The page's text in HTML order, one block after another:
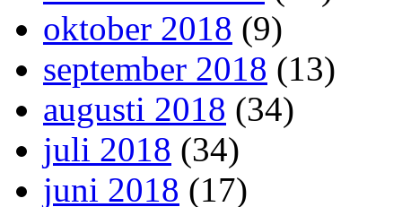
oktober 2018 (9)
september 2018 (13)
augusti 2018 (34)
juli 2018 (34)
juni 2018 (17)